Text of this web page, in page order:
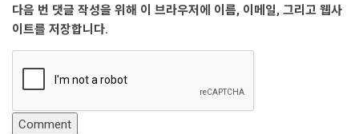
다음 번 댓글 작성을 위해 이 브라우저에 이름, 이메일, 그리고 웹사
이트를 저장합니다.